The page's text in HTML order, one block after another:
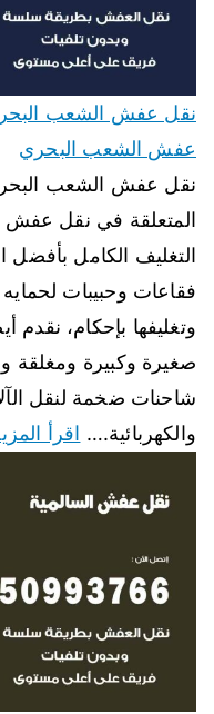
عفش الشعب البحري
نقل عفش الشعب
المتعلقة في نقل عفش
التغليف الكامل بأفضل
فقاعات وحبيبات
وتغليفها بإحكام،
صغيرة وكبيرة ومغلقة
شاحنات ضخمة لنقل
والكهربائية.… اقرأ